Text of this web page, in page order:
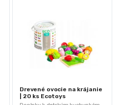
Drevené ovocie na krájanie
| 20 ks Ecotoys